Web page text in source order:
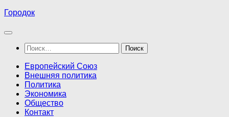
Перейти
содержимому
Городок
Найти:
Европейский Союз
Внешняя политика
Политика
Экономика
Общество
Контакт